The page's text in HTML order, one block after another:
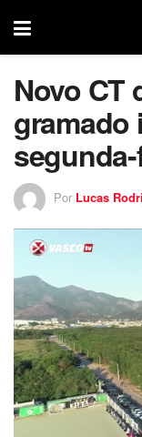
Novo CT
gramado
Por Lucas